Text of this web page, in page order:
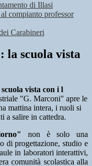
di Illasi
compianto professor
Carabineri
la scuola vista
"G. Marconi" apre le
mattina intera, i ruoli si
a salire in cattedra.
non è solo una
di progettazione, studio e
in laboratori interattivi,
comunità scolastica alla